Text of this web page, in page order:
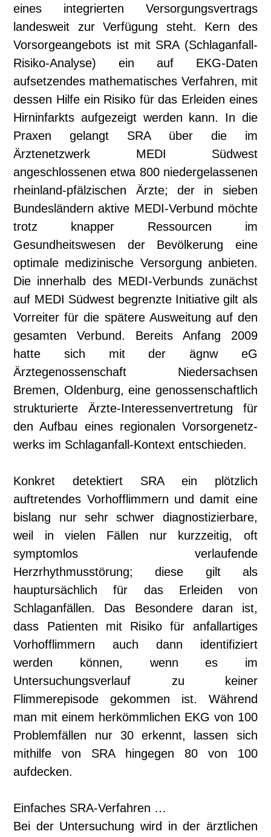
eines integrierten Versorgungsvertrags
landesweit zur Verfügung steht. Kern des
Vorsorgeangebots ist mit SRA (Schlaganfall-
Risiko-Analyse) ein auf EKG-Daten
aufsetzendes mathematisches Verfahren, mit
dessen Hilfe ein Risiko für das Erleiden eines
Hirninfarkts aufgezeigt werden kann. In die
Praxen gelangt SRA über die im
Ärztenetzwerk MEDI Südwest
angeschlossenen etwa 800 niedergelassenen
rheinland-pfälzischen Ärzte; der in sieben
Bundesländern aktive MEDI-Verbund möchte
trotz knapper Ressourcen im
Gesundheitswesen der Bevölkerung eine
optimale medizinische Versorgung anbieten.
Die innerhalb des MEDI-Verbunds zunächst
auf MEDI Südwest begrenzte Initiative gilt als
Vorreiter für die spätere Ausweitung auf den
gesamten Verbund. Bereits Anfang 2009
hatte sich mit der ägnw eG
Ärztegenossenschaft Niedersachsen
Bremen, Oldenburg, eine genossenschaftlich
strukturierte Ärzte-Interessenvertretung für
den Aufbau eines regionalen Vorsorgenetz­
werks im Schlaganfall-Kontext entschieden.
Konkret detektiert SRA ein plötzlich
auftretendes Vorhofflimmern und damit eine
bislang nur sehr schwer diagnostizierbare,
weil in vielen Fällen nur kurzzeitig, oft
symptomlos verlaufende
Herzrhythmusstörung; diese gilt als
hauptursächlich für das Erleiden von
Schlaganfällen. Das Besondere daran ist,
dass Patienten mit Risiko für anfallartiges
Vorhofflimmern auch dann identifiziert
werden können, wenn es im
Untersuchungsverlauf zu keiner
Flimmerepisode gekommen ist. Während
man mit einem herkömmlichen EKG von 100
Problemfällen nur 30 erkennt, lassen sich
mithilfe von SRA hingegen 80 von 100
aufdecken.
Einfaches SRA-Verfahren …
Bei der Untersuchung wird in der ärztlichen